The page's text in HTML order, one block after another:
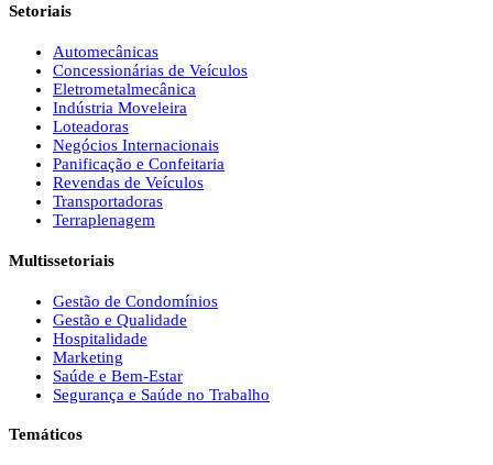
Setoriais
Automecânicas
Concessionárias de Veículos
Eletrometalmecânica
Indústria Moveleira
Loteadoras
Negócios Internacionais
Panificação e Confeitaria
Revendas de Veículos
Transportadoras
Terraplenagem
Multissetoriais
Gestão de Condomínios
Gestão e Qualidade
Hospitalidade
Marketing
Saúde e Bem-Estar
Segurança e Saúde no Trabalho
Temáticos